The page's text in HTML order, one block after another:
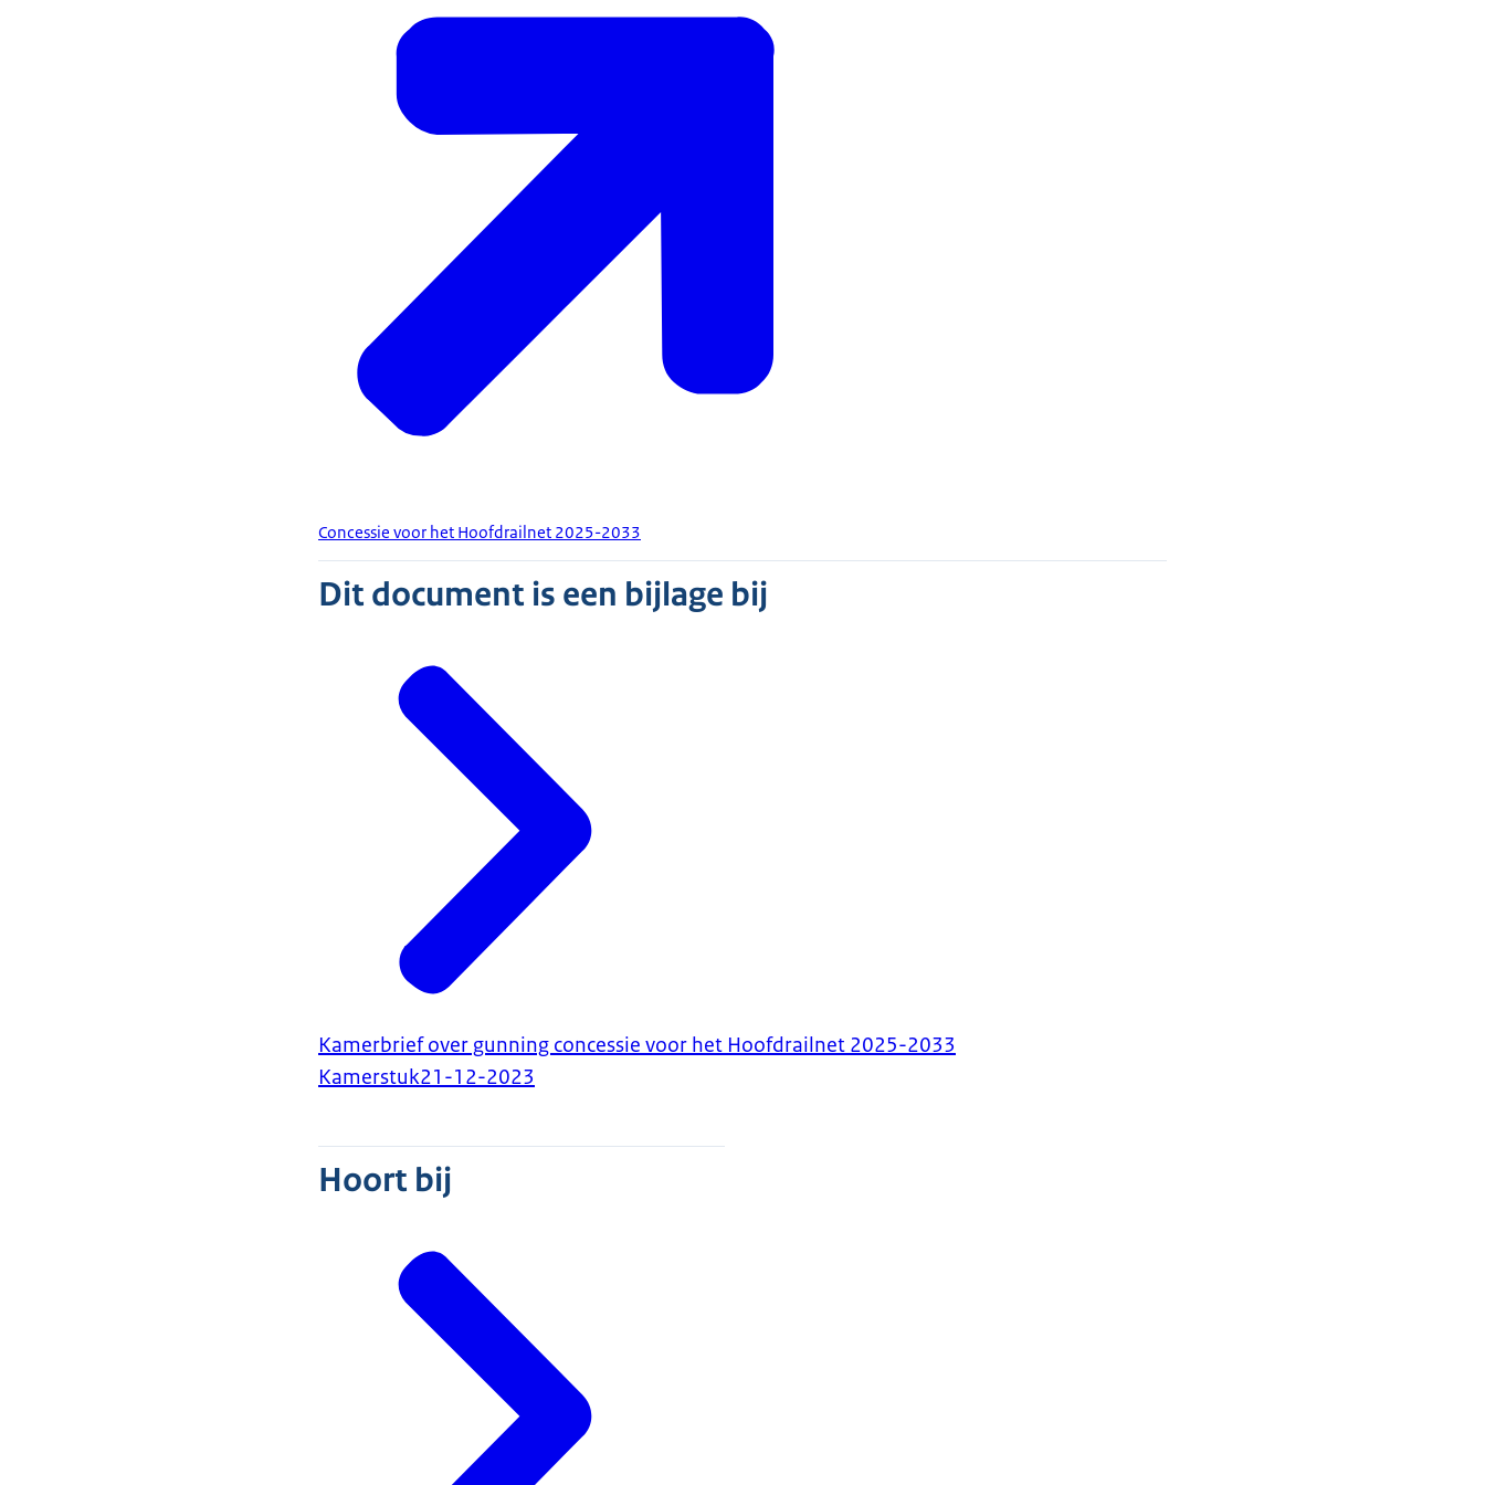
Concessie voor het Hoofdrailnet 2025-2033
Dit document is een bijlage bij
Kamerbrief over gunning concessie voor het Hoofdrailnet 2025-2033
Kamerstuk21-12-2023
Hoort bij